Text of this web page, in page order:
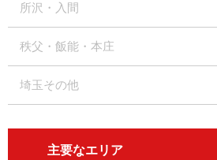
所沢・入間
秩父・飯能・本庄
埼玉その他
主要なエリア